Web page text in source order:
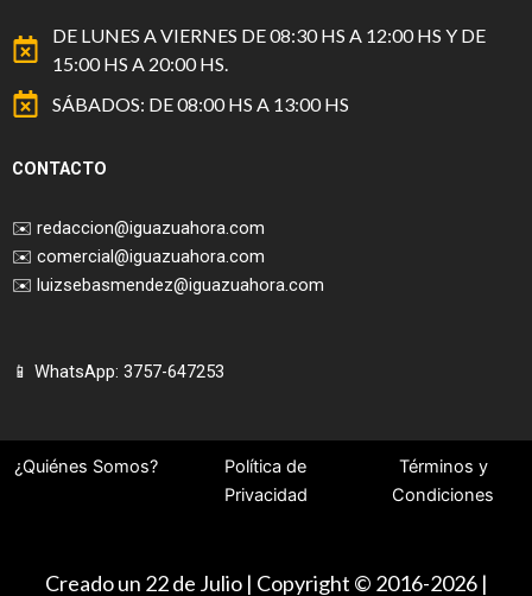
DE LUNES A VIERNES DE 08:30 HS A 12:00 HS Y DE
15:00 HS A 20:00 HS.
SÁBADOS: DE 08:00 HS A 13:00 HS
CONTACTO
✉️ redaccion@iguazuahora.com
✉️ comercial@iguazuahora.com
✉️ luizsebasmendez@iguazuahora.com
📱 WhatsApp: 3757-647253
¿Quiénes Somos?
Política de
Privacidad
Términos y
Condiciones
Creado un 22 de Julio | Copyright © 2016-2026 |